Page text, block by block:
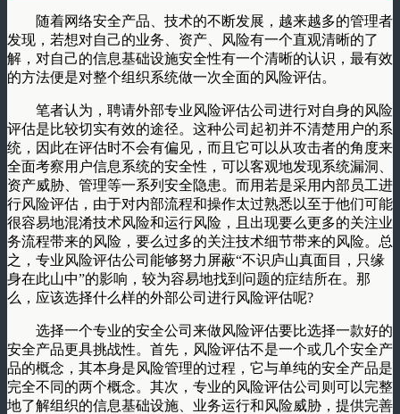
随着网络安全产品、技术的不断发展，越来越多的管理者
发现，若想对自己的业务、资产、风险有一个直观清晰的了
解，对自己的信息基础设施安全性有一个清晰的认识，最有效
的方法便是对整个组织系统做一次全面的风险评估。
笔者认为，聘请外部专业风险评估公司进行对自身的风险
评估是比较切实有效的途径。这种公司起初并不清楚用户的系
统，因此在评估时不会有偏见，而且它可以从攻击者的角度来
全面考察用户信息系统的安全性，可以客观地发现系统漏洞、
资产威胁、管理等一系列安全隐患。而用若是采用内部员工进
行风险评估，由于对内部流程和操作太过熟悉以至于他们可能
很容易地混淆技术风险和运行风险，且出现要么更多的关注业
务流程带来的风险，要么过多的关注技术细节带来的风险。总
之，专业风险评估公司能够努力屏蔽“不识庐山真面目，只缘
身在此山中”的影响，较为容易地找到问题的症结所在。那
么，应该选择什么样的外部公司进行风险评估呢?
选择一个专业的安全公司来做风险评估要比选择一款好的
安全产品更具挑战性。首先，风险评估不是一个或几个安全产
品的概念，其本身是风险管理的过程，它与单纯的安全产品是
完全不同的两个概念。其次，专业的风险评估公司则可以完整
地了解组织的信息基础设施、业务运行和风险威胁，提供完善